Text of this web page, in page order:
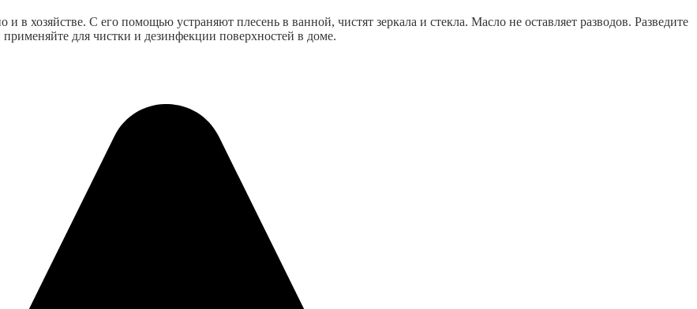
в хозяйстве. С его помощью устраняют плесень в ванной, чистят зеркала и стекла. Масло не оставляет разводов. Разведите
для чистки и дезинфекции поверхностей в доме.